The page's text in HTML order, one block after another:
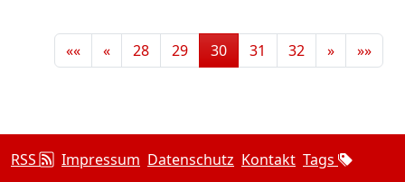
«« « 28 29 30 31 32 » »»
RSS Impressum Datenschutz Kontakt Tags